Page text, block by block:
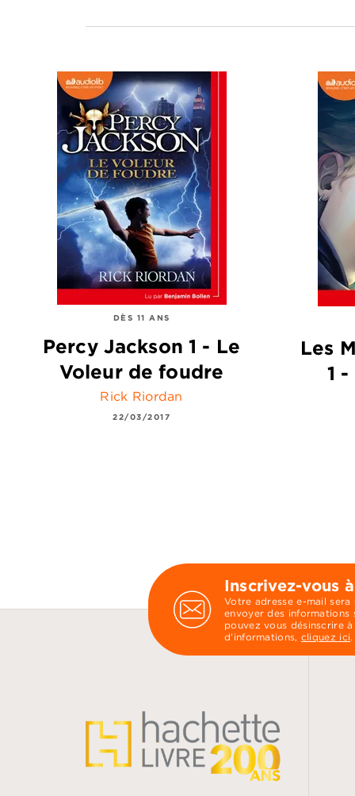
DÈS 11 ANS
Percy Jackson 1 - Le
Voleur de foudre
Rick Riordan
22/03/2017
Les
1
Inscrivez-vous
Votre adresse e-mail
envoyer des informations
pouvez vous désinscrire
d’informations, cliquez ici.